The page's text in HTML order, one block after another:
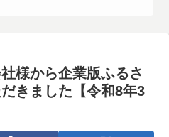
様から企業版ふるさ
きました【令和8年3